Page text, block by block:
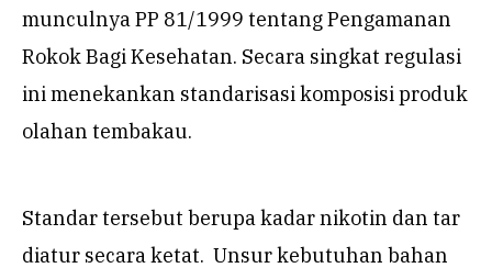
munculnya PP 81/1999 tentang Pengamanan
Rokok Bagi Kesehatan. Secara singkat regulasi
ini menekankan standarisasi komposisi produk
olahan tembakau.
Standar tersebut berupa kadar nikotin dan tar
diatur secara ketat. Unsur kebutuhan bahan